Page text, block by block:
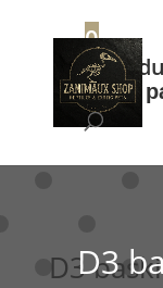
0
0
Votre
D3
D3